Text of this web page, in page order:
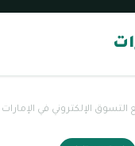
التسوق الإلكتروني في الإمارات 2024